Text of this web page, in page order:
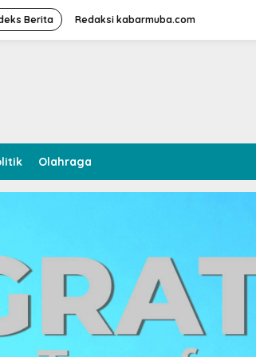
Berita Redaksi kabarmuba.com
Olahraga